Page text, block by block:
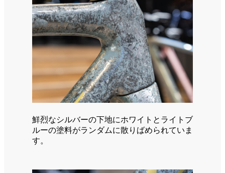
鮮烈なシルバーの下地にホワイトとライトブ
ルーの塗料がランダムに散りばめられていま
す。